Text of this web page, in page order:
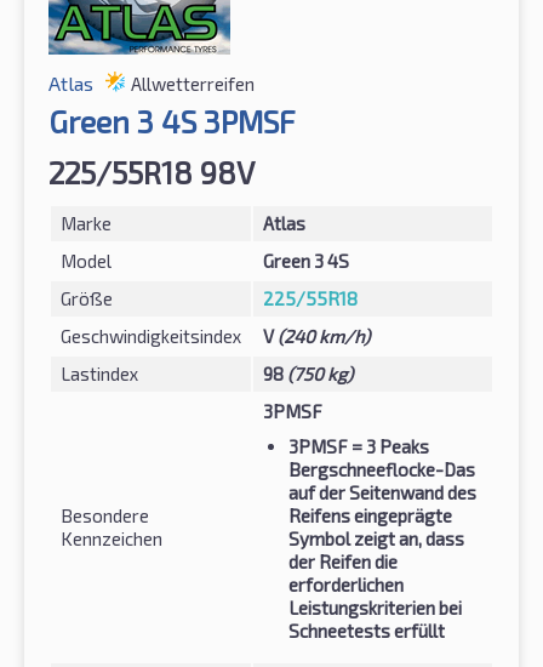
Atlas Allwetterreifen
Green 3 4S 3PMSF
225/55R18 98V
Marke
Atlas
Model
Green 3 4S
Größe
225/55R18
Geschwindigkeitsindex
V(240 km/h)
Lastindex
98 (750 kg)
Besondere
Kennzeichen
3PMSF
3PMSF = 3 Peaks
Bergschneeflocke-Das
auf der Seitenwand des
Reifens eingeprägte
Symbol zeigt an, dass
der Reifen die
erforderlichen
Leistungskriterien bei
Schneetests erfüllt